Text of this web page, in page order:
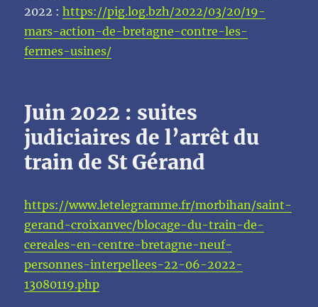
enquête
de
2022 :https://pig.log.bzh/2022/03/20/19-
mars-action-de-bretagne-contre-les-
fermes-usines/
Juin 2022 : suites
judiciaires de l’arrêt du
train de St Gérand
https://www.letelegramme.fr/morbihan/saint-
gerand-croixanvec/blocage-du-train-de-
cereales-en-centre-bretagne-neuf-
personnes-interpellees-22-06-2022-
13080119.php